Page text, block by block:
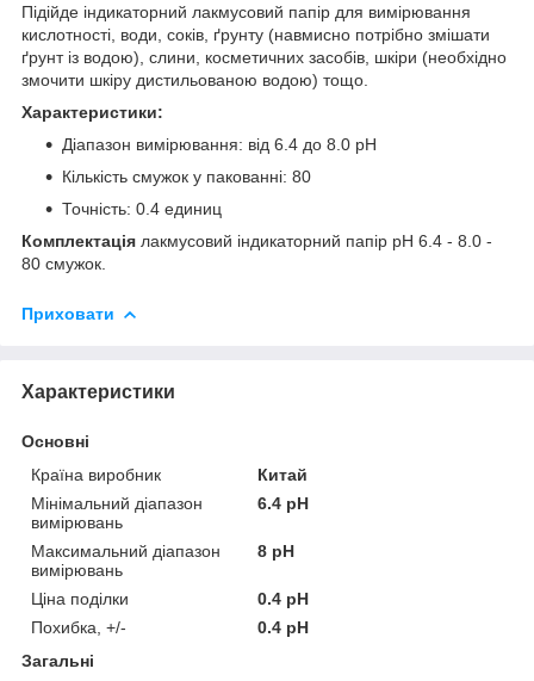
Підійде індикаторний лакмусовий папір для вимірювання
кислотності, води, соків, ґрунту (навмисно потрібно змішати
ґрунт із водою), слини, косметичних засобів, шкіри (необхідно
змочити шкіру дистильованою водою) тощо.
Характеристики:
Діапазон вимірювання: від 6.4 до 8.0 рН
Кількість смужок у пакованні: 80
Точність: 0.4 единиц
Комплектація лакмусовий індикаторний папір pH 6.4 - 8.0 -
80 смужок.
Приховати
Характеристики
Основні
Країна виробник
Китай
Мінімальний діапазон
вимірювань
6.4 pH
Максимальний діапазон
вимірювань
8 pH
Ціна поділки
0.4 pH
Похибка, +/-
0.4 pH
Загальні